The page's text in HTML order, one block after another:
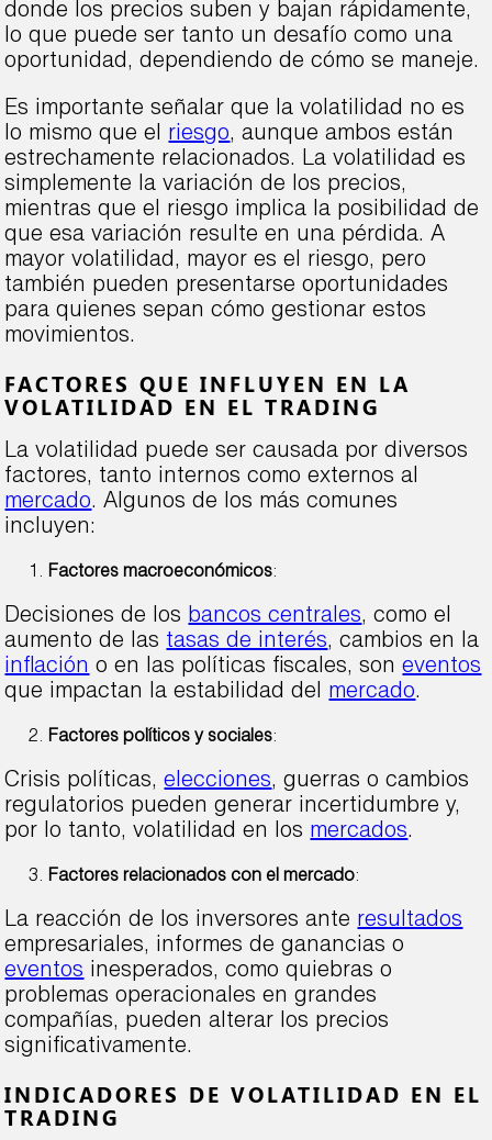
donde los precios suben y bajan rápidamente,
lo que puede ser tanto un desafío como una
oportunidad, dependiendo de cómo se maneje.
Es importante señalar que la volatilidad no es
lo mismo que elriesgo, aunque ambos están
estrechamente relacionados. La volatilidad es
simplemente la variación de los precios,
mientras que el riesgo implica la posibilidad de
que esa variación resulte en una pérdida. A
mayor volatilidad, mayor es el riesgo, pero
también pueden presentarse oportunidades
para quienes sepan cómo gestionar estos
movimientos.
FACTORES QUE INFLUYEN EN LA
VOLATILIDAD EN EL TRADING
La volatilidad puede ser causada por diversos
factores, tanto internos como externos al
mercado. Algunos de los más comunes
incluyen:
Factores macroeconómicos:
Decisiones de losbancos centrales, como el
aumento de lastasas de interés, cambios en la
inflacióno en las políticas fiscales, soneventos
que impactan la estabilidad delmercado.
Factores políticos y sociales:
Crisis políticas,elecciones, guerras o cambios
regulatorios pueden generar incertidumbre y,
por lo tanto, volatilidad en losmercados.
Factores relacionados con el mercado:
La reacción de los inversores anteresultados
empresariales, informes de ganancias o
eventosinesperados, como quiebras o
problemas operacionales en grandes
compañías, pueden alterar los precios
significativamente.
INDICADORES DE VOLATILIDAD EN EL
TRADING